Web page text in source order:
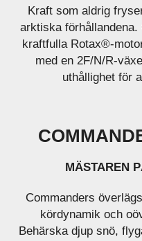
Kraft som aldrig
arktiska
kraftfulla Rotax®-
med en 2F/N/R-
uthållighet för
MÄSTAREN
Commanders
kördynamik och
Behärska djup snö,